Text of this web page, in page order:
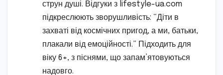
струн душі. Відгуки з lifestyle-ua.com
підкреслюють зворушливість: “Діти в
захваті від космічних пригод, а ми, батьки,
плакали від емоційності.” Підходить для
віку 6+, з піснями, що запам’ятовуються
надовго.